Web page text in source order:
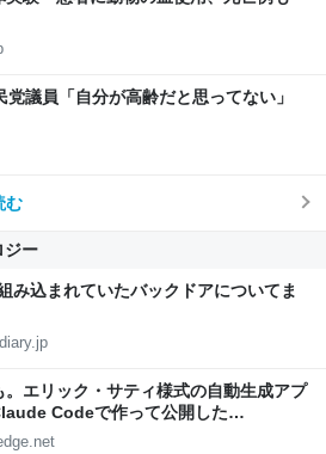
議員「自分が高齢だと思ってない」
む
ジー
込まれていたバックドアについてま
エリック・サティ様式の自動生成アプ
Codeで作って公開した
ジ TechnoEdge